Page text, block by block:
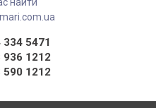
334 5471
936 1212
590 1212